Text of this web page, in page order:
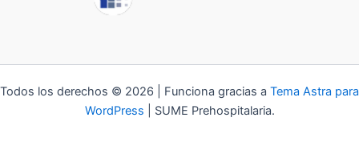
Todos los derechos © 2026 | Funciona gracias a Tema Astra para
WordPress | SUME Prehospitalaria.